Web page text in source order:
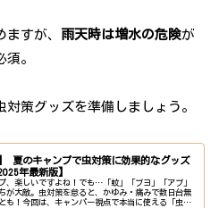
すが、 雨天時は増水の危険が
。
策グッズを準備しましょう。
夏のキャンプで虫対策に効果的なグッズ
年最新版】
、楽しいですよね！でも…「蚊」「ブヨ」「アブ」
が大敵。虫対策を怠ると、かゆみ・痛みで数日台無
も！今回は、キャンパー視点で本当に使える「虫対